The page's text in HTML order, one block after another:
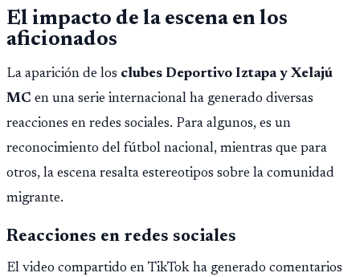
El impacto de la escena en los
aficionados
La aparición de los clubes Deportivo Iztapa y Xelajú
MC en una serie internacional ha generado diversas
reacciones en redes sociales. Para algunos, es un
reconocimiento del fútbol nacional, mientras que para
otros, la escena resalta estereotipos sobre la comunidad
migrante.
Reacciones en redes sociales
El video compartido en TikTok ha generado comentarios